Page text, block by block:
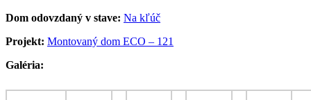
Dom odovzdaný v stave: Na kľúč
Projekt: Montovaný dom ECO – 121
Galéria: